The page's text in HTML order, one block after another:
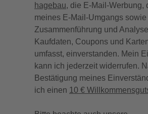
hagebau, die E-Mail-Werbung,
meines E-Mail-Umgangs sowie
Zusammenführung und
Kaufdaten, Coupons und
umfasst, einverstanden. Mein
kann ich jederzeit widerrufen.
Bestätigung meines
ich einen 10 €